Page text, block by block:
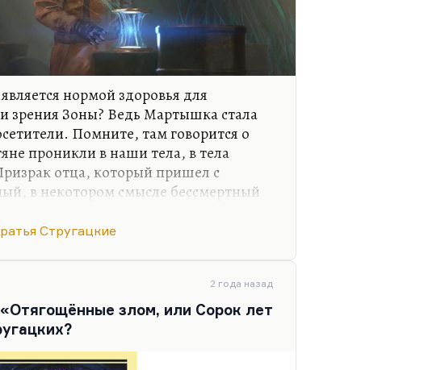
нормой здоровья для
зрения Зоны? Ведь Мартышка стала
Помните, там говорится о
проникли в наши тела, в тела
отца, который пришел с
в некотором смысле бессмертный
Мартышка, которая скрипит по
скрип, который доносится из
она стала молчать, перестала
при этом покрыта шерсткой, а глаза
она всегда была веселая, а папа
Стругацкие
2 года назад
злом, или Сорок лет